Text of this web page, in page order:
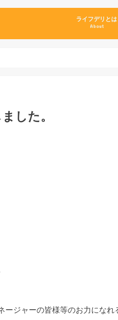
ライフデリとは
About
した。
ジャーの皆様等のお力になれ